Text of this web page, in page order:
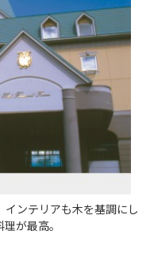
ンテリアも木を基調にし
が最高。